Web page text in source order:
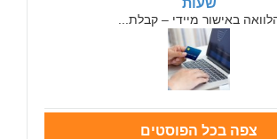
שעות
באישור מיידי – קבלת...
צפה בכל הפוסטים